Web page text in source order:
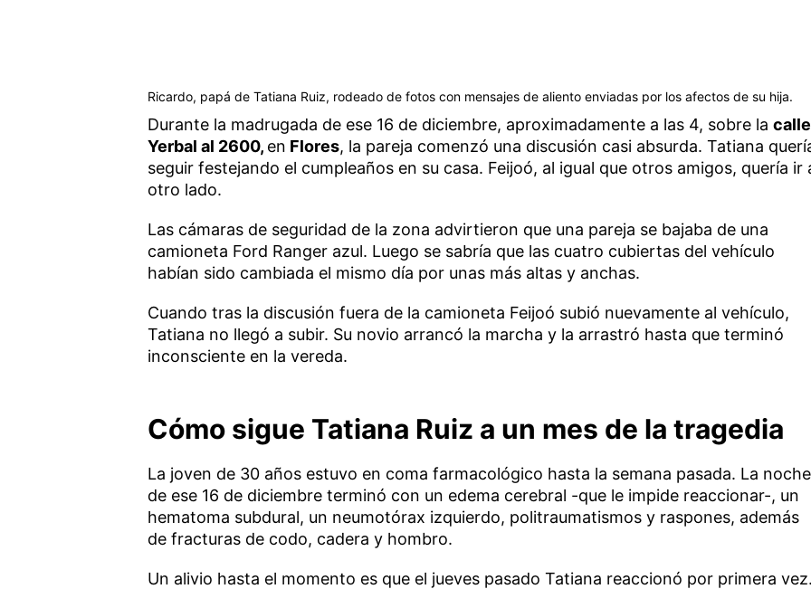
Ricardo, papá de Tatiana Ruiz, rodeado de fotos con mensajes de aliento enviadas por los afectos de su hija.
Durante la madrugada de ese 16 de diciembre, aproximadamente a las 4, sobre la calle
Yerbal al 2600, en Flores, la pareja comenzó una discusión casi absurda. Tatiana
seguir festejando el cumpleaños en su casa. Feijoó, al igual que otros amigos, quería ir
otro lado.
Las cámaras de seguridad de la zona advirtieron que una pareja se bajaba de una
camioneta Ford Ranger azul. Luego se sabría que las cuatro cubiertas del vehículo
habían sido cambiada el mismo día por unas más altas y anchas.
Cuando tras la discusión fuera de la camioneta Feijoó subió nuevamente al vehículo,
Tatiana no llegó a subir. Su novio arrancó la marcha y la arrastró hasta que terminó
inconsciente en la vereda.
Cómo sigue Tatiana Ruiz a un mes de la tragedia
La joven de 30 años estuvo en coma farmacológico hasta la semana pasada. La noche
de ese 16 de diciembre terminó con un edema cerebral -que le impide reaccionar-, un
hematoma subdural, un neumotórax izquierdo, politraumatismos y raspones, además
de fracturas de codo, cadera y hombro.
Un alivio hasta el momento es que el jueves pasado Tatiana reaccionó por primera